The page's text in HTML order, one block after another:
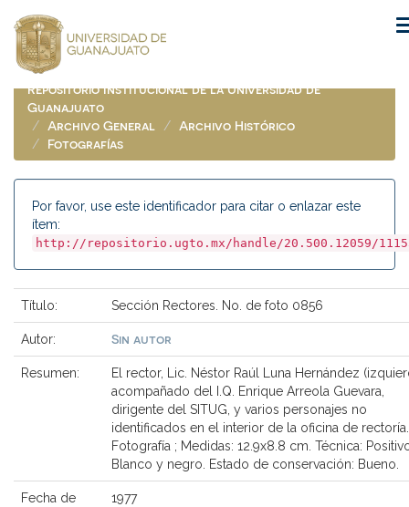
navigation
Repositorio Institucional de la Universidad de
Guanajuato
Archivo General
Archivo Histórico
Fotografías
Por favor, use este identificador para citar o enlazar este
ítem:
http://repositorio.ugto.mx/handle/20.500.12059/
Título: Sección Rectores. No. de foto 0856
Autor: Sin autor
Resumen:
El rector, Lic. Néstor Raúl Luna Hernández
acompañado del I.Q. Enrique Arreola Guevara,
dirigente del SITUG, y varios personajes no
identificados en el interior de la oficina de rectoría.
Fotografía ; Medidas: 12.9x8.8 cm. Técnica:
Blanco y negro. Estado de conservación: Bueno.
Fecha de
1977